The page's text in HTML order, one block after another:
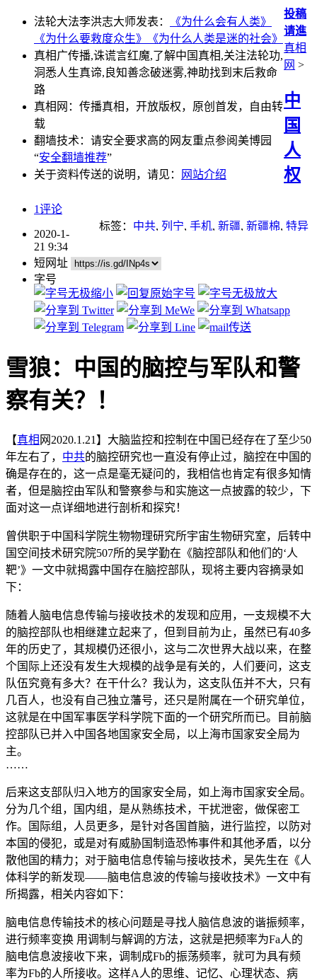
法轮大法李洪志大师发表：
《为什么会有人类》
《为什么要救度众生》
《为什么人类是迷的社会》
真相广传播,诛谎言红魔,了解中国真相,关注法轮功,
洞悉人生真谛,良知善念破迷雾,神助找到末后救命
路
真相网：传播真相，开放版权，原创首发，自由转
载
翻墙技术：请安全要求高的网友重点参阅美博园
“安全翻墙推荐”
关于资料传送的说明，请见：
网站介绍
投稿
请進
真相
网 >
中
国
人
权
1评论
标签： 中共, 列宁, 手机, 新疆, 新疆棉, 特异
2020-1-
21 9:34
短网址
字号
雪狼：中国的脑控与军队和警
察有关？！
【真相 网2020.1.21】大脑监控和控制在中国已经存在了至少50
年左右了， 中共的脑控研究也一直没有停止过，脑控在中国的
确是存在的，这一点是毫无疑问的，我相信也肯定有很多知情
者，但是脑控由军队和警察参与和实施这一点披露的较少，下
面对这一点详细地进行剖析和探究！
曾供职于中国科学院生物物理研究所宇宙生物研究室，后转中
国空间技术研究院507所的吴学勤在《脑控部队和他们的‘人
靶’》一文中就揭露中国存在脑控部队，现将主要内容摘录如
下：
随着人脑电信息传输与接收技术的发现和应用，一支规模不大
的脑控部队也相继建立起来了，但到目前为止，虽然已有40多
年的历史了，其规模仍还很小，这与二次世界大战以来，在整
个国际上还没有发生大规模的战争是有关的，人们要问，这支
队伍究竟有多大？在干什么？我认为，这支队伍并不大，只有
几百人，也没有自己独立藩号，还只是附属在一个研究单位，
这就是在中国军事医学科学院下面的一个研究所而已。目前脑
控部队已并入中国各地国家安全局，以上海市国家安全局为
主。
……
后来这支部队归入地方的国家安全局，如上海市国家安全局。
分为几个组，国内组，是从熟练技术，干扰泄密，做保密工
作。国际组，人员更多，是针对各国首脑，进行监控，以防对
本国的侵犯，或是对有威胁国制造恐怖事件和其他矛盾，以分
散他国的精力；对于脑电信息传输与接收技术，吴先生在《人
体科学的新发现——脑电信息波的传输与接收技术》一文中有
所揭露，相关内容如下：
脑电信息传输技术的核心问题是寻找人脑信息波的谐振频率，
进行频率变换 用调制与解调的方法，这就是把频率为Fa人的
脑电信息波接收下来，调制成Fb的振荡频率，就可为具有频
率为Fb的人所接收。这样A人的思维、记忆、心理状态、病